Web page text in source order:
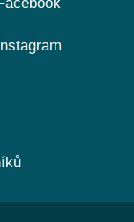
Facebook
Instagram